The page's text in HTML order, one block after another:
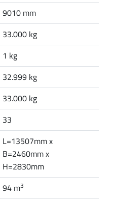
9010 mm
33.000 kg
1 kg
32.999 kg
33.000 kg
33
L=13507mm x
B=2460mm x
H=2830mm
94 m3